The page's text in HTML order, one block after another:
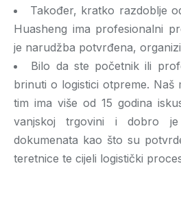
Također, kratko razdoblje
Huasheng ima profesionalni
je narudžba potvrđena,
Bilo da ste početnik ili
brinuti o logistici otpreme. Naš
tim ima više od 15 godina
vanjskoj trgovini i dobro
dokumenata kao što su
teretnice te cijeli logistički